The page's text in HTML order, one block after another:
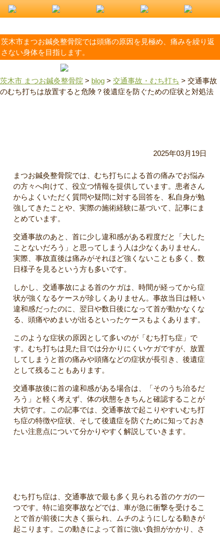
茨木市まつお鍼灸整骨院では頭痛の原因を見極め、痛みを繰り返
さない身体を目指します。
茨木市 まつお鍼灸整骨院 > blog > 交通事故・むち打ち > 交通事故
のむち打ちは放置すると危険？後遺症を防ぐための症状と対処法
2025年03月19日
まつお鍼灸整骨院では、むち打ちによる首の痛みでお悩み
の方々へ向けて、役立つ情報を提供しています。患者さん
からよくいただく質問や疑問に対する回答を、私自身が勉
強してきたことや、実際の施術経験に基づいて、記事にま
とめています。
交通事故のあと、首に少し違和感がある程度だと「大した
ことないだろう」と思ってしまう人は少なくありません。
実際、事故直後は痛みがそれほど強くないことも多く、数
日様子を見るという方も多いです。
しかし、交通事故による首のケガは、時間が経ってから症
状が強くなるケースが珍しくありません。事故当日は軽い
違和感だったのに、翌日や数日後になって首が動かなくな
る、頭痛やめまいが出るといったケースもよくあります。
このような症状の原因として多いのが「むち打ち症」で
す。むち打ちは見た目では分かりにくいケガですが、放置
してしまうと首の痛みや頭痛などの症状が長引き、後遺症
として残ることもあります。
交通事故後に首の違和感がある場合は、「そのうち治るだ
ろう」と軽く考えず、体の状態をきちんと確認することが
大切です。この記事では、交通事故で起こりやすいむち打
ち症の特徴や症状、そして後遺症を防ぐために知っておき
たい注意点について分かりやすく解説していきます。
むち打ち症は、交通事故で最も多く見られる首のケガの一
つです。特に追突事故などでは、車が急に衝撃を受けるこ
とで首が前後に大きく振られ、ムチのようにしなる動きが
起こります。この動きによって首に強い負担がかかり、さ